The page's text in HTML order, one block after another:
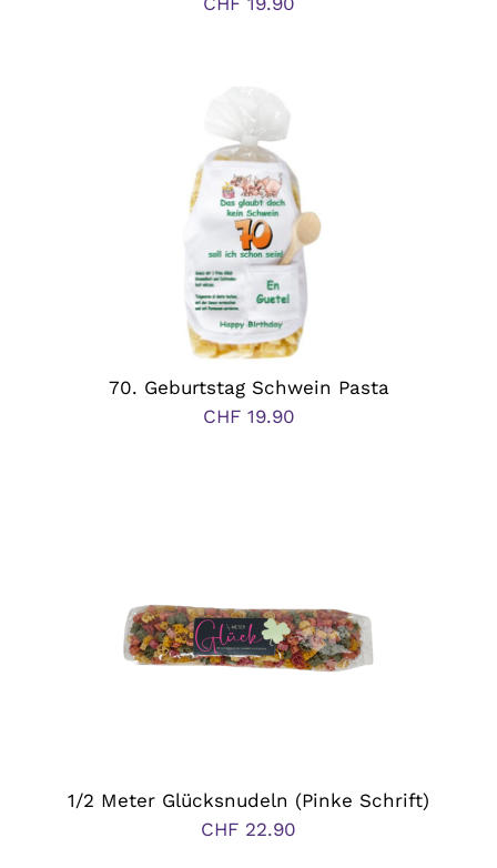
70. Geburtstag Schwein Pasta
CHF19.90
1/2 Meter Glücksnudeln (Pinke Schrift)
CHF 22.90